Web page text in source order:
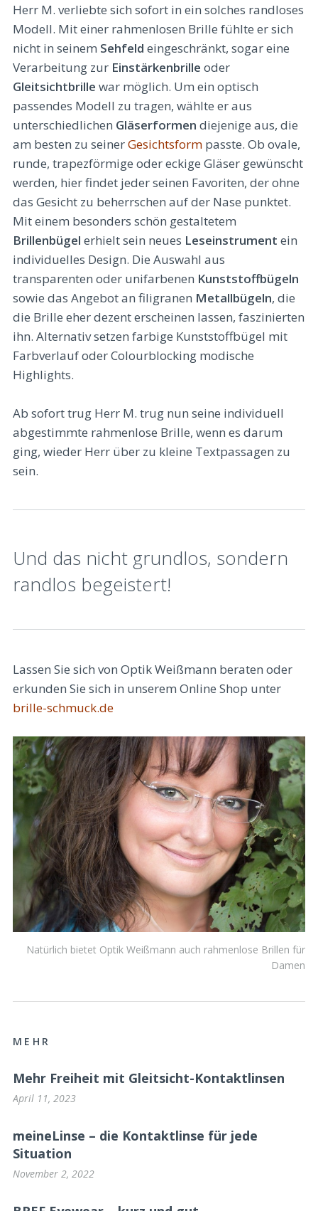
Herr M. verliebte sich sofort in ein solches randloses
Modell. Mit einer rahmenlosen Brille fühlte er sich
nicht in seinem Sehfeld eingeschränkt, sogar eine
Verarbeitung zur Einstärkenbrille oder
Gleitsichtbrille war möglich. Um ein optisch
passendes Modell zu tragen, wählte er aus
unterschiedlichen Gläserformen diejenige aus, die
am besten zu seinerGesichtsform passte. Ob ovale,
runde, trapezförmige oder eckige Gläser gewünscht
werden, hier findet jeder seinen Favoriten, der ohne
das Gesicht zu beherrschen auf der Nase punktet.
Mit einem besonders schön gestaltetem
Brillenbügel erhielt sein neues Leseinstrument ein
individuelles Design. Die Auswahl aus
transparenten oder unifarbenen Kunststoffbügeln
sowie das Angebot an filigranen Metallbügeln, die
die Brille eher dezent erscheinen lassen, faszinierten
ihn. Alternativ setzen farbige Kunststoffbügel mit
Farbverlauf oder Colourblocking modische
Highlights.
Ab sofort trug Herr M. trug nun seine individuell
abgestimmte rahmenlose Brille, wenn es darum
ging, wieder Herr über zu kleine Textpassagen zu
sein.
Und das nicht grundlos, sondern
randlos begeistert!
Lassen Sie sich von Optik Weißmann beraten oder
erkunden Sie sich in unserem Online Shop unter
brille-schmuck.de
Natürlich bietet Optik Weißmann auch rahmenlose Brillen für
Damen
MEHR
Mehr Freiheit mit Gleitsicht-Kontaktlinsen
April 11, 2023
meineLinse – die Kontaktlinse für jede
Situation
November 2, 2022